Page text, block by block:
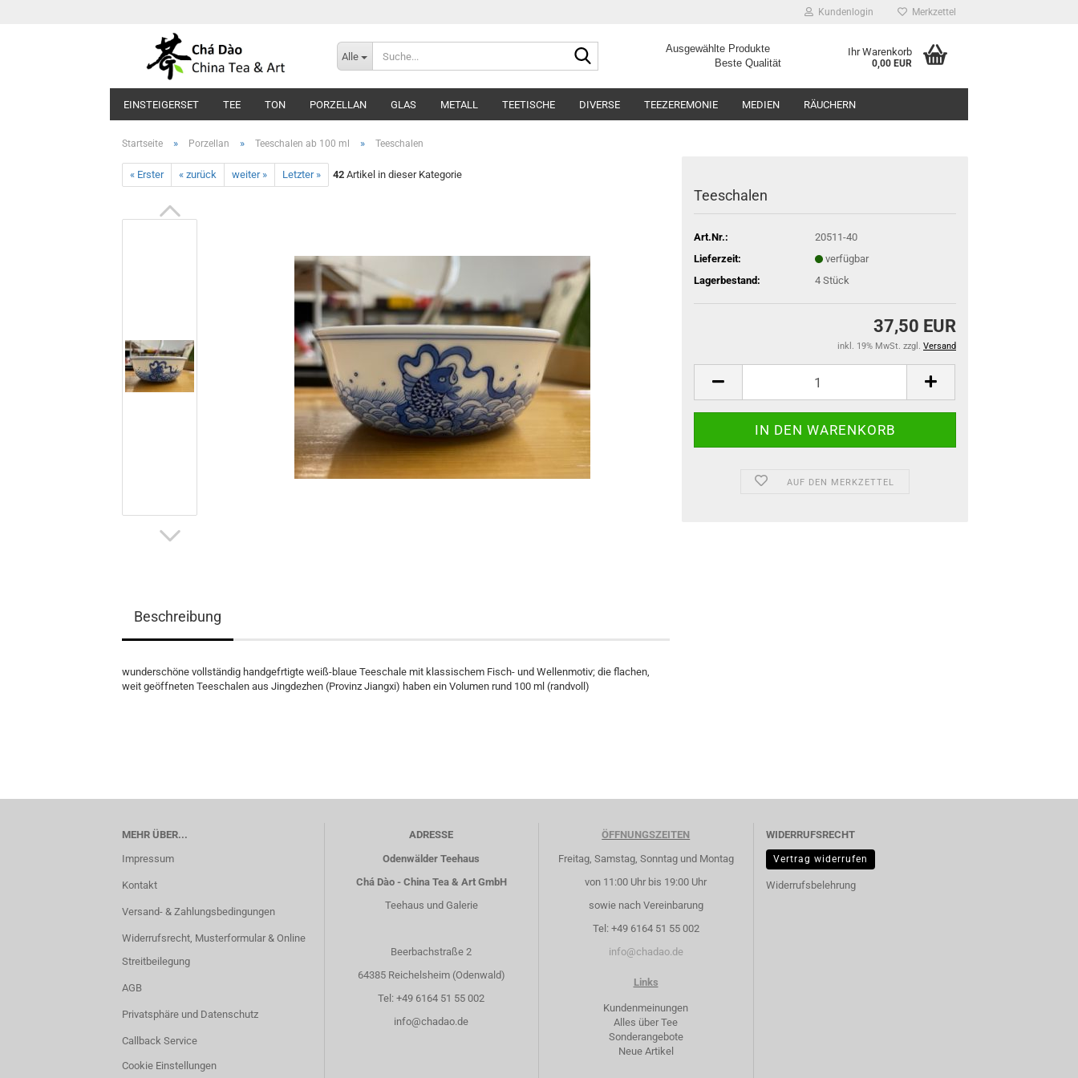
Kundenlogin Merkzettel
Alle
Ausgewählte Produkte
Beste Qualität
Ihr Warenkorb
0,00 EUR
EINSTEIGERSET TEE TON PORZELLAN GLAS METALL TEETISCHE DIVERSE TEEZEREMONIE MEDIEN RÄUCHERN
Startseite » Porzellan » Teeschalen ab 100 ml » Teeschalen
« Erster « zurück weiter » Letzter » 42 Artikel in dieser Kategorie
Teeschalen
Art.Nr.:
20511-40
Lieferzeit:
verfügbar
Lagerbestand:
4Stück
37,50 EUR
inkl. 19% MwSt. zzgl. Versand
AUF DEN MERKZETTEL
Beschreibung
wunderschöne vollständig handgefrtigte weiß-blaue Teeschale mit klassischem Fisch- und Wellenmotiv; die flachen,
weit geöffneten Teeschalen aus Jingdezhen (Provinz Jiangxi) haben ein Volumen rund 100 ml (randvoll)
MEHR ÜBER...
Impressum
Kontakt
Versand- & Zahlungsbedingungen
Widerrufsrecht, Musterformular & Online
Streitbeilegung
AGB
Privatsphäre und Datenschutz
Callback Service
Cookie Einstellungen
ADRESSE
Odenwälder Teehaus
Chá Dào - China Tea & Art GmbH
Teehaus und Galerie
Beerbachstraße 2
64385 Reichelsheim (Odenwald)
Tel: +49 6164 51 55 002
info@chadao.de
ÖFFNUNGSZEITEN
Freitag, Samstag, Sonntag und Montag
von 11:00 Uhr bis 19:00 Uhr
sowie nach Vereinbarung
Tel: +49 6164 51 55 002
info@chadao.de
Links
Kundenmeinungen
Alles über Tee
Sonderangebote
Neue Artikel
WIDERRUFSRECHT
Vertrag widerrufen
Widerrufsbelehrung